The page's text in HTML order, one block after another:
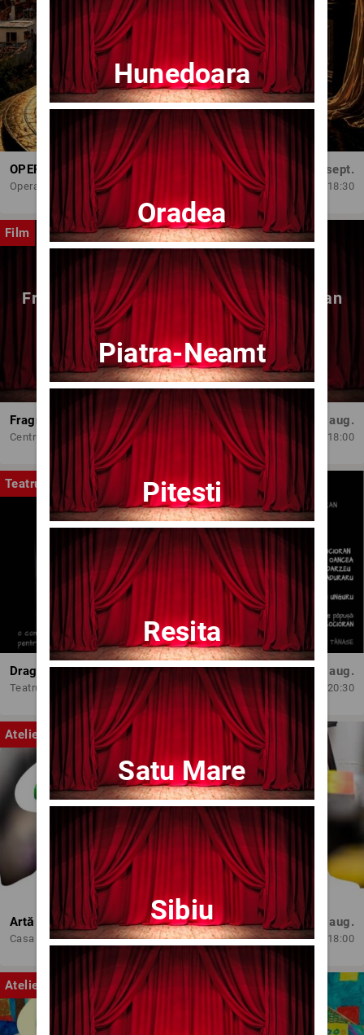
OPERA BRAȘOV ESTIVAL – DANCING SUMMER - SPECTACOL DE BALET
Opera Brasov
Dum, 6 sept.
18:30
Film
Fragmente dintr-un atelier – (regia Bogdan
Mureșanu) – AG
Fragmente dintr-un atelier – (regia Bogdan Mureșanu) – AG
Centrul Internațional de Artă Contemporană - Baia Turcească Iași
Dum, 30 aug.
18:00
Teatru
Dragoste pe-un fir de ață
Teatrul Amzei
Joi, 13 aug.
20:30
Atelier
Artă și Profesionalism
Casa de Cultura 'Mihai Ursachi' a Municipiului Iasi
Mie, 12 aug.
18:00
Atelier
Hunedoara
Oradea
Piatra-Neamt
Pitesti
Resita
Satu Mare
Sibiu